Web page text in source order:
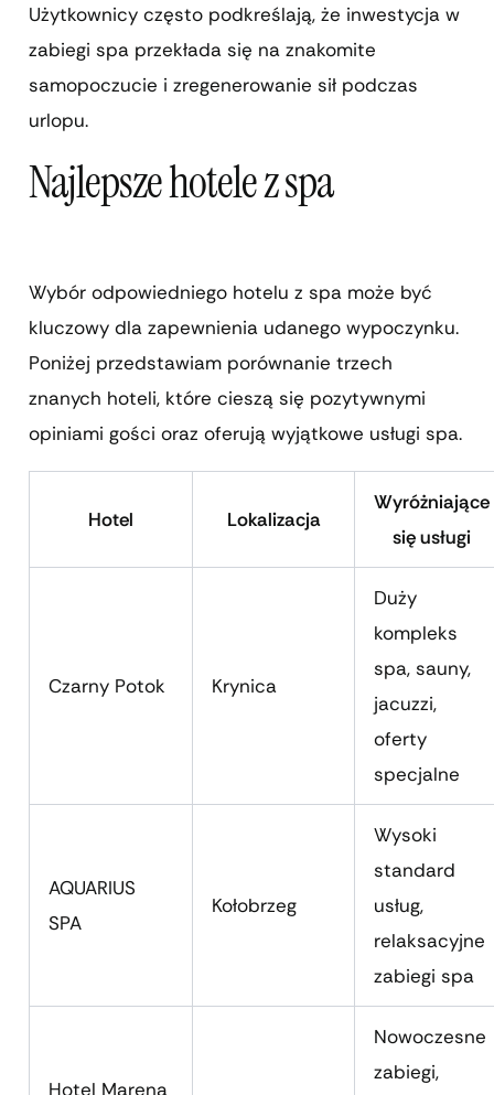
Użytkownicy często podkreślają, że inwestycja w
zabiegi spa przekłada się na znakomite
samopoczucie i zregenerowanie sił podczas
urlopu.
Najlepsze hotele z spa
Wybór odpowiedniego hotelu z spa może być
kluczowy dla zapewnienia udanego wypoczynku.
Poniżej przedstawiam porównanie trzech
znanych hoteli, które cieszą się pozytywnymi
opiniami gości oraz oferują wyjątkowe usługi spa.
Hotel Lokalizacja
Wyróżniające
się usługi
Czarny Potok Krynica
Duży
kompleks
spa, sauny,
jacuzzi,
oferty
specjalne
AQUARIUS
SPA
Kołobrzeg
Wysoki
standard
usług,
relaksacyjne
zabiegi spa
Hotel Marena
Nowoczesne
zabiegi,